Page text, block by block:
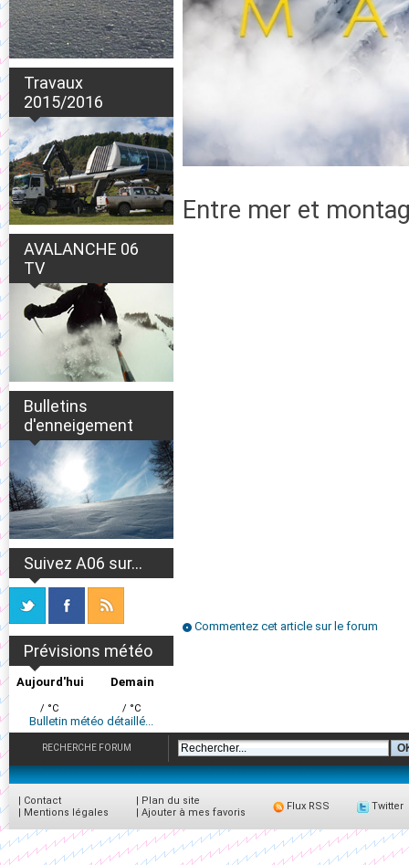
Travaux
2015/2016
AVALANCHE 06
TV
Bulletins
d'enneigement
Suivez A06 sur...
Prévisions météo
Aujourd'hui
/ °C
Demain
/ °C
Bulletin météo détaillé...
Entre mer et
Commentez cet article sur le forum
RECHERCHE FORUM
| Contact
| Mentions légales
| Plan du site
| Ajouter à mes favoris
Flux RSS Twitter